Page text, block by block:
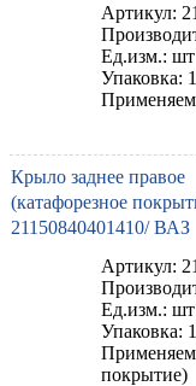
Артикул:
Ед.изм.: шт
Упаковка:
Крыло заднее правое
(катафорезное
21150840401410/ ВАЗ
Артикул:
Ед.изм.: шт
Упаковка:
покрытие)